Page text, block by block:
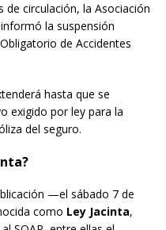
circulación, la Asociación
la suspensión
de Accidentes
hasta que se
exigido por ley para la
del seguro.
—el sábado 7 de
como Ley Jacinta,